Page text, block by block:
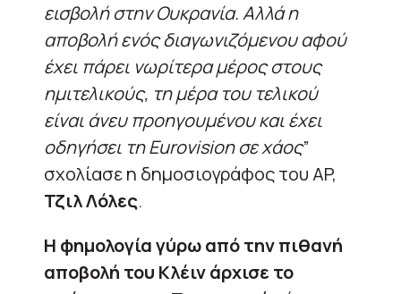
εισβολή στην Ουκρανία. Αλλά η
αποβολή ενός διαγωνιζόμενου αφού
έχει πάρει νωρίτερα μέρος στους
ημιτελικούς, τη μέρα του τελικού
είναι άνευ προηγουμένου και έχει
οδηγήσει τη Eurovision σε χάος”
σχολίασε η δημοσιογράφος του AP,
Τζιλ Λόλες.
Η φημολογία γύρω από την πιθανή
αποβολή του Κλέιν άρχισε το